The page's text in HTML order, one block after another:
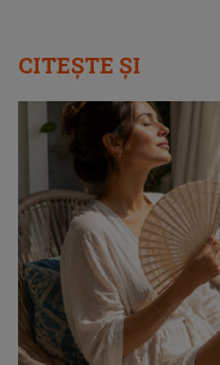
CITEȘTE ȘI